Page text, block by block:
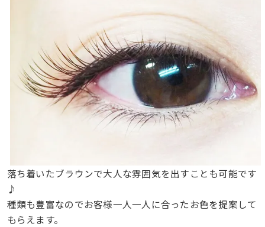
落ち着いたブラウンで大人な雰囲気を出すことも可能です
♪
種類も豊富なのでお客様一人一人に合ったお色を提案して
もらえます。